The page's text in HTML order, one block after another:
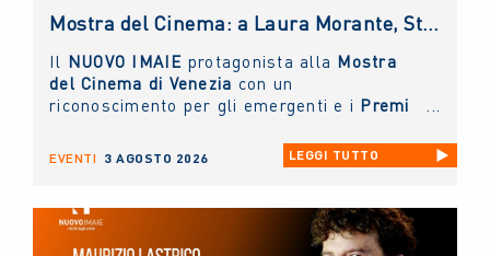
Mostra del Cinema: a Laura Morante, Stefania Rocca, Claudio Amendola e Sergio Rubini i Premi alla Carriera NUOVO IMAIE. Al Lido anche un riconoscimento ai giovani
Il NUOVO IMAIE protagonista alla Mostra
del Cinema di Venezia con un
riconoscimento per gli emergenti e i Premi
EVENTI 3 AGOSTO 2026 LEGGI TUTTO